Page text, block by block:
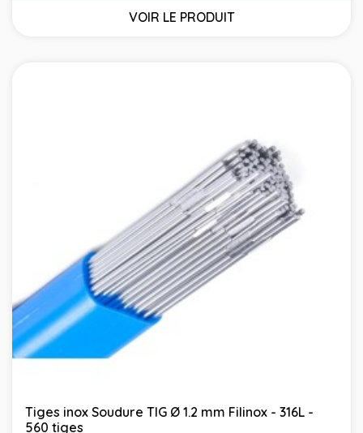
VOIR LE PRODUIT
Tiges inox Soudure TIG Ø 1.2 mm Filinox - 316L -
560 tiges